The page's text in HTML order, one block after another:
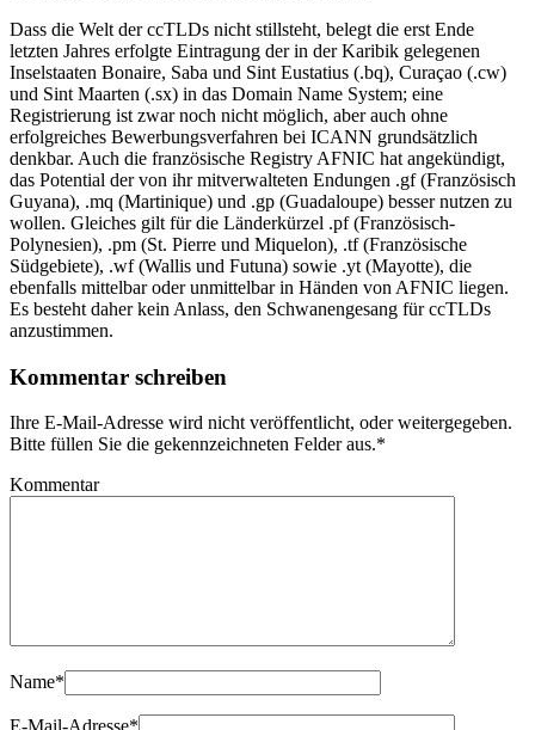
Dass die Welt der ccTLDs nicht stillsteht, belegt die erst Ende
letzten Jahres erfolgte Eintragung der in der Karibik gelegenen
Inselstaaten Bonaire, Saba und Sint Eustatius (.bq), Curaçao (.cw)
und Sint Maarten (.sx) in das Domain Name System; eine
Registrierung ist zwar noch nicht möglich, aber auch ohne
erfolgreiches Bewerbungsverfahren bei ICANN grundsätzlich
denkbar. Auch die französische Registry AFNIC hat angekündigt,
das Potential der von ihr mitverwalteten Endungen .gf (Französisch
Guyana), .mq (Martinique) und .gp (Guadaloupe) besser nutzen zu
wollen. Gleiches gilt für die Länderkürzel .pf (Französisch-
Polynesien), .pm (St. Pierre und Miquelon), .tf (Französische
Südgebiete), .wf (Wallis und Futuna) sowie .yt (Mayotte), die
ebenfalls mittelbar oder unmittelbar in Händen von AFNIC liegen.
Es besteht daher kein Anlass, den Schwanengesang für ccTLDs
anzustimmen.
Kommentar schreiben
Ihre E-Mail-Adresse wird nicht veröffentlicht, oder weitergegeben.
Bitte füllen Sie die gekennzeichneten Felder aus.*
Kommentar
Name*